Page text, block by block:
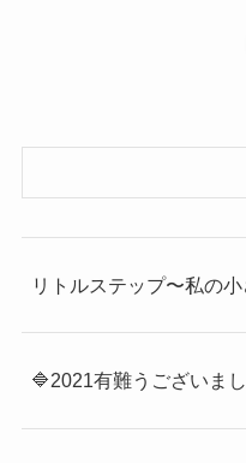
リトルステップ〜私の
🔷2021有難うございまし